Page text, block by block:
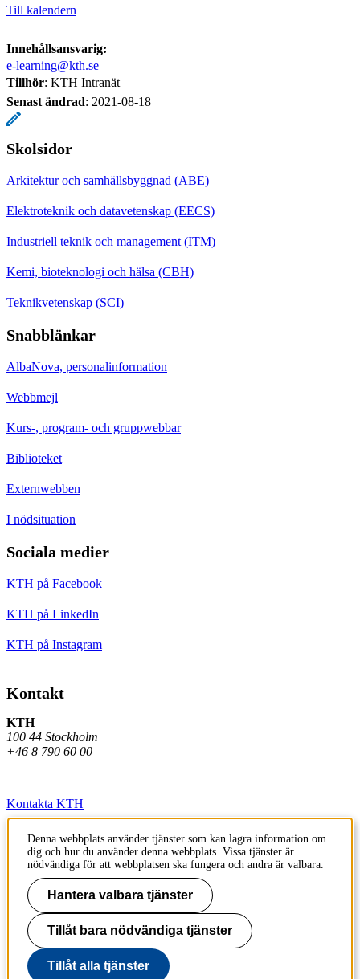
Till kalendern
Innehållsansvarig:
e-learning@kth.se
Tillhör: KTH Intranät
Senast ändrad: 2021-08-18
Skolsidor
Arkitektur och samhällsbyggnad (ABE)
Elektroteknik och datavetenskap (EECS)
Industriell teknik och management (ITM)
Kemi, bioteknologi och hälsa (CBH)
Teknikvetenskap (SCI)
Snabblänkar
AlbaNova, personalinformation
Webbmejl
Kurs-, program- och gruppwebbar
Biblioteket
Externwebben
I nödsituation
Sociala medier
KTH på Facebook
KTH på LinkedIn
KTH på Instagram
Kontakt
KTH
100 44 Stockholm
+46 8 790 60 00
Kontakta KTH
Jobba på KTH
Press och media
Faktura och betalning KTH
Om KTH:s webbplatser
Tillgänglighetsredogörelse
Denna webbplats använder tjänster som kan lagra information om
dig och hur du använder denna webbplats. Vissa tjänster är
nödvändiga för att webbplatsen ska fungera och andra är valbara.
Hantera valbara tjänster
Tillåt bara nödvändiga tjänster
Tillåt alla tjänster